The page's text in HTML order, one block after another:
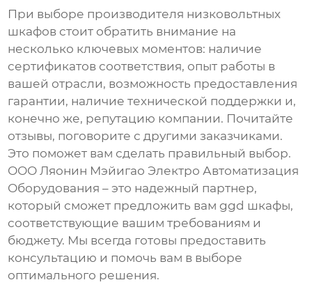
При выборе производителя низковольтных
шкафов стоит обратить внимание на
несколько ключевых моментов: наличие
сертификатов соответствия, опыт работы в
вашей отрасли, возможность предоставления
гарантии, наличие технической поддержки и,
конечно же, репутацию компании. Почитайте
отзывы, поговорите с другими заказчиками.
Это поможет вам сделать правильный выбор.
ООО Ляонин Мэйигао Электро Автоматизация
Оборудования – это надежный партнер,
который сможет предложить вамggd шкафы,
соответствующие вашим требованиям и
бюджету. Мы всегда готовы предоставить
консультацию и помочь вам в выборе
оптимального решения.